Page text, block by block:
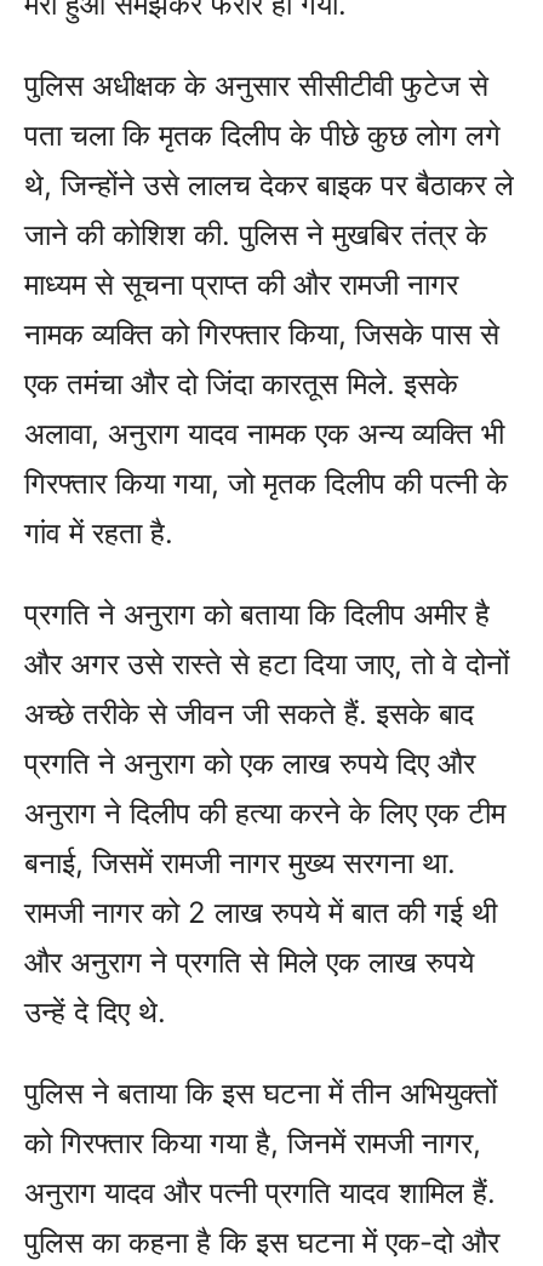
पुलिस अधीक्षक के अनुसार सीसीटीवी फुटेज से
पता चला कि मृतक दिलीप के पीछे कुछ लोग लगे
थे, जिन्होंने उसे लालच देकर बाइक पर बैठाकर ले
जाने की कोशिश की. पुलिस ने मुखबिर तंत्र के
माध्यम से सूचना प्राप्त की और रामजी नागर
नामक व्यक्ति को गिरफ्तार किया, जिसके पास से
एक तमंचा और दो जिंदा कारतूस मिले. इसके
अलावा, अनुराग यादव नामक एक अन्य व्यक्ति भी
गिरफ्तार किया गया, जो मृतक दिलीप की पत्नी के
गांव में रहता है.
प्रगति ने अनुराग को बताया कि दिलीप अमीर है
और अगर उसे रास्ते से हटा दिया जाए, तो वे दोनों
अच्छे तरीके से जीवन जी सकते हैं. इसके बाद
प्रगति ने अनुराग को एक लाख रुपये दिए और
अनुराग ने दिलीप की हत्या करने के लिए एक टीम
बनाई, जिसमें रामजी नागर मुख्य सरगना था.
रामजी नागर को 2 लाख रुपये में बात की गई थी
और अनुराग ने प्रगति से मिले एक लाख रुपये
उन्हें दे दिए थे.
पुलिस ने बताया कि इस घटना में तीन अभियुक्तों
को गिरफ्तार किया गया है, जिनमें रामजी नागर,
अनुराग यादव और पत्नी प्रगति यादव शामिल हैं.
पुलिस का कहना है कि इस घटना में एक-दो और